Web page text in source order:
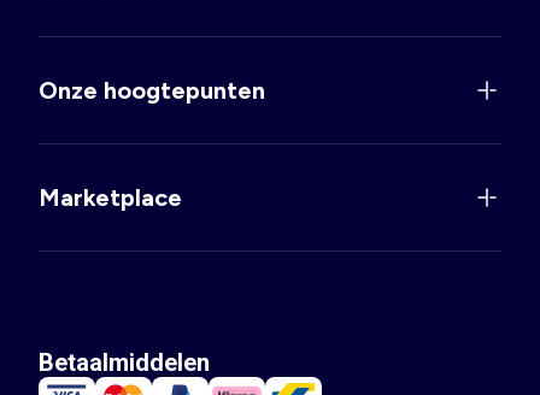
Onze hoogtepunten
Marketplace
Betaalmiddelen